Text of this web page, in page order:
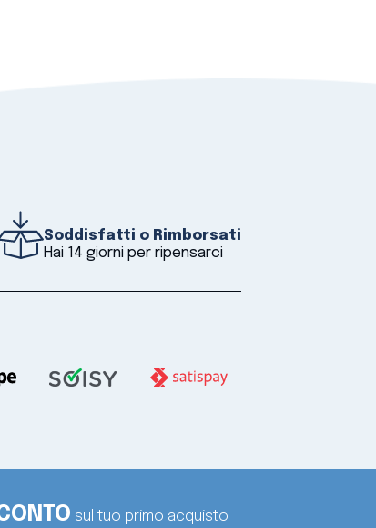
Soddisfatti o Rimborsati
Hai 14 giorni per ripensarci
sul tuo primo acquisto